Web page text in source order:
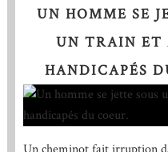
UN HOMME SE
UN TRAIN ET
HANDICAPÉS